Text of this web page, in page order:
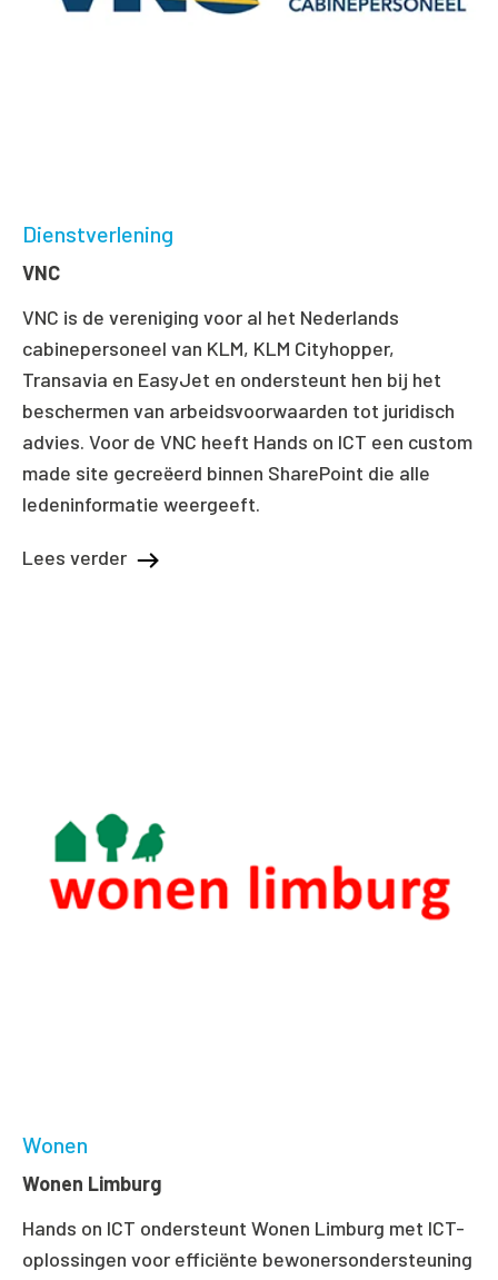
Dienstverlening
VNC
VNC is de vereniging voor al het Nederlands
cabinepersoneel van KLM, KLM Cityhopper,
Transavia en EasyJet en ondersteunt hen bij het
beschermen van arbeidsvoorwaarden tot juridisch
advies. Voor de VNC heeft Hands on ICT een custom
made site gecreëerd binnen SharePoint die alle
ledeninformatie weergeeft.
Lees verder
Wonen
Wonen Limburg
Hands on ICT ondersteunt Wonen Limburg met ICT-
oplossingen voor efficiënte bewonersondersteuning